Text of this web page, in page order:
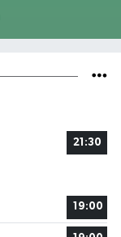
21:30
19:00